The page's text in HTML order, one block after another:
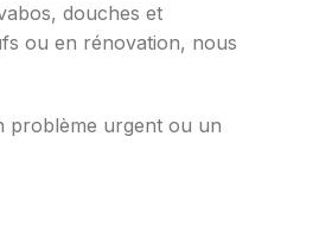
douches et
ou en rénovation, nous
problème urgent ou un